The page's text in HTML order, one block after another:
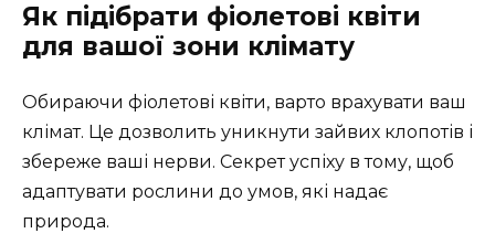
Як підібрати фіолетові квіти
для вашої зони клімату
Обираючи фіолетові квіти, варто врахувати ваш
клімат. Це дозволить уникнути зайвих клопотів і
збереже ваші нерви. Секрет успіху в тому, щоб
адаптувати рослини до умов, які надає
природа.